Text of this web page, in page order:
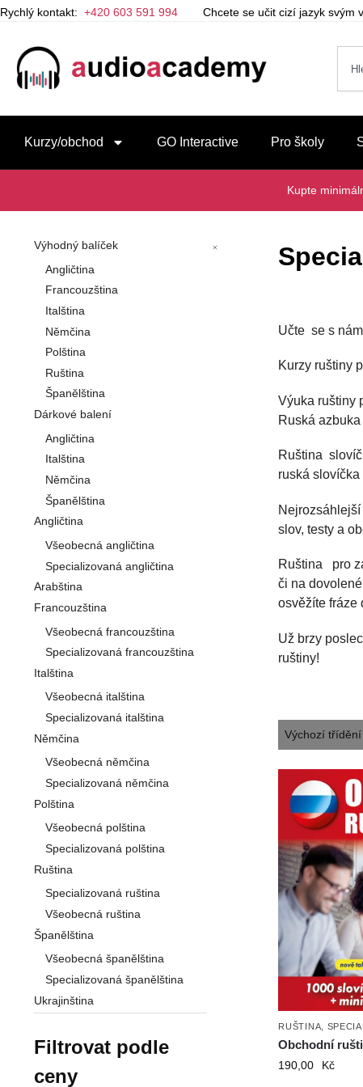
Rychlý kontakt: +420 603 591 994 Chcete se učit cizí jazyk svým
Kurzy/obchod GO Interactive Pro školy
Kupte
Učte se s
Kurzy ruštiny
Výuka ruštiny
Ruská
Ruština
ruská
slov, testy a
Ruština pro
či na
osvěžíte fráze
Už brzy
ruštiny!
RUŠTINA
Obchodní
190,00 Kč
Výhodný balíček
Angličtina
Francouzština
Italština
Němčina
Polština
Ruština
Španělština
Dárkové balení
Angličtina
Italština
Němčina
Španělština
Angličtina
Všeobecná angličtina
Specializovaná angličtina
Arabština
Francouzština
Všeobecná francouzština
Specializovaná francouzština
Italština
Všeobecná italština
Specializovaná italština
Němčina
Všeobecná němčina
Specializovaná němčina
Polština
Všeobecná polština
Specializovaná polština
Ruština
Specializovaná ruština
Všeobecná ruština
Španělština
Všeobecná španělština
Specializovaná španělština
Ukrajinština
Filtrovat podle
ceny